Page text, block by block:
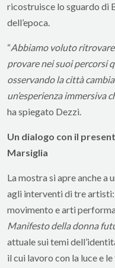
ricostruisce lo sguardo di
dell’epoca.
“Abbiamo voluto ritrovare
provare nei suoi percorsi
osservando la città
un’esperienza immersiva
ha spiegato Dezzi.
Un dialogo con il
Marsiglia
La mostra si apre anche a
agli interventi di tre
movimento e arti
Manifesto della donna
attuale sui temi
il cui lavoro con la luce e